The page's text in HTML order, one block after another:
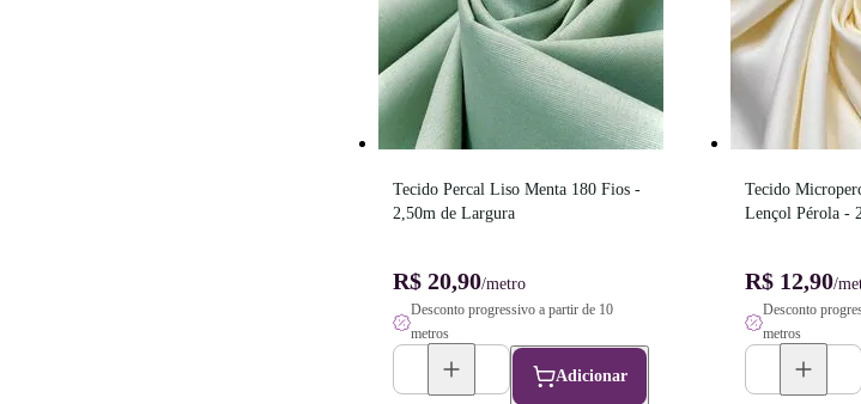
Tecido Percal Liso Menta 180 Fios -
2,50m de Largura
R$ 20,90/metro
Desconto progressivo a partir de 10
metros
Adicionar
Tecido
Lençol Pérola -
R$ 12,90/
Desconto
metros